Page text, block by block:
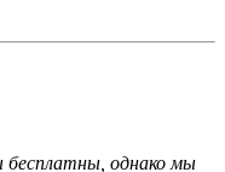
бесплатны, однако мы